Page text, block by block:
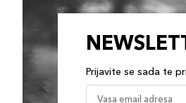
Prijavite se sada te